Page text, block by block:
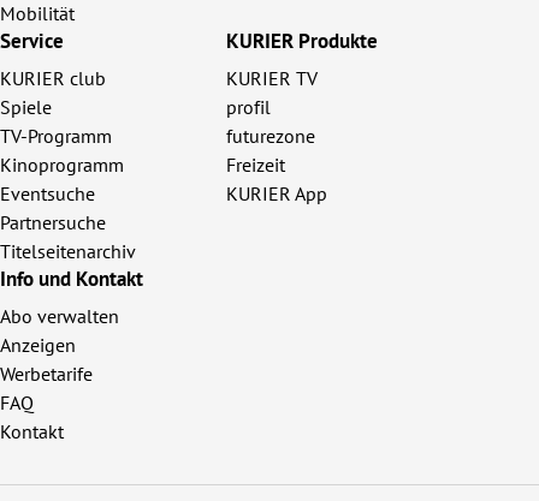
Mobilität
Service
KURIER club
Spiele
TV-Programm
Kinoprogramm
Eventsuche
Partnersuche
Titelseitenarchiv
KURIER Produkte
KURIER TV
profil
futurezone
Freizeit
KURIER App
Info und Kontakt
Abo verwalten
Anzeigen
Werbetarife
FAQ
Kontakt